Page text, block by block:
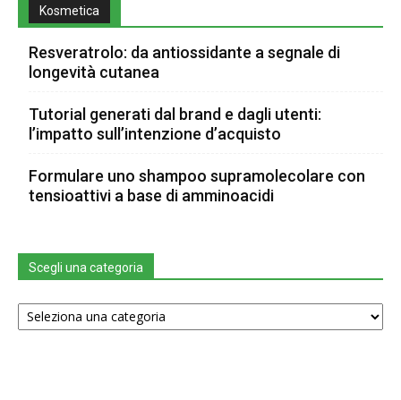
Kosmetica
Resveratrolo: da antiossidante a segnale di
longevità cutanea
Tutorial generati dal brand e dagli utenti:
l’impatto sull’intenzione d’acquisto
Formulare uno shampoo supramolecolare con
tensioattivi a base di amminoacidi
Scegli una categoria
Scegli
una